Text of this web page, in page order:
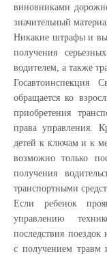
виновниками
значительный
Никакие штрафы и
получения
водителем, а также
Госавтоинспекция
обращается ко
приобретения
права управления.
детей к ключам и к
возможно только
получения
транспортными
Если ребенок
управлению
последствия
с получением травм